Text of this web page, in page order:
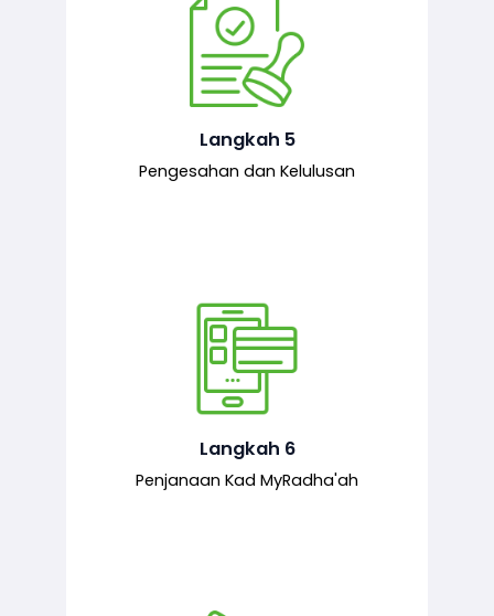
Langkah 5
Pengesahan dan Kelulusan
Pegawai pelulus menilai permohonan
dan memberi pengesahan serta
kelulusan akhir sekiranya semuanya
mematuhi syarat ditetapkan.
Langkah 6
Penjanaan Kad MyRadha'ah
Setelah permohonan diluluskan, kad
MyRadha’ah akan dijana.